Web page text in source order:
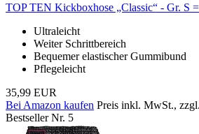
TOP TEN Kickboxhose „Classic“ - Gr. S
Ultraleicht
Weiter Schrittbereich
Bequemer elastischer Gummibund
Pflegeleicht
35,99 EUR
Bei Amazon kaufen Preis inkl. MwSt.,
Bestseller Nr. 5